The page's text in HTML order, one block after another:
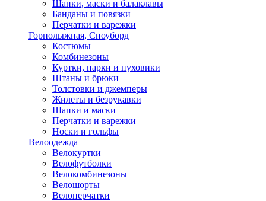
Шапки, маски и балаклавы
Банданы и повязки
Перчатки и варежки
Горнолыжная, Сноуборд
Костюмы
Комбинезоны
Куртки, парки и пуховики
Штаны и брюки
Толстовки и джемперы
Жилеты и безрукавки
Шапки и маски
Перчатки и варежки
Носки и гольфы
Велоодежда
Велокуртки
Велофутболки
Велокомбинезоны
Велошорты
Велоперчатки